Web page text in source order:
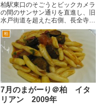
柏駅東口のそごうとビックカメラ
の間のサンサン通りを直進し、旧
水戸街道を超えた右側、長全寺の
向かいにあるイタリアン「蔵っ
ぱ」さん。 らーめん屋さんが二
軒連なっている隣にあります。
夜はワインが飲めるイタリア居
酒屋みたいな雰囲気みたいです
が、...
柏
7月のまがーり＠柏 イタ
リアン 2009年